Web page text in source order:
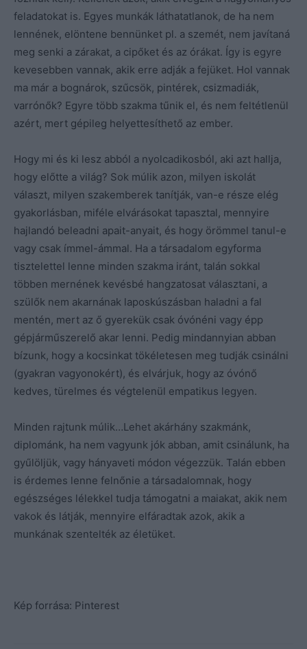
feladatokat is. Egyes munkák láthatatlanok, de ha nem
lennének, elöntene bennünket pl. a szemét, nem javítaná
meg senki a zárakat, a cipőket és az órákat. Így is egyre
kevesebben vannak, akik erre adják a fejüket. Hol vannak
ma már a bognárok, szűcsök, pintérek, csizmadiák,
varrónők? Egyre több szakma tűnik el, és nem feltétlenül
azért, mert gépileg helyettesíthető az ember.
Hogy mi és ki lesz abból a nyolcadikosból, aki azt hallja,
hogy előtte a világ? Sok múlik azon, milyen iskolát
választ, milyen szakemberek tanítják, van-e része elég
gyakorlásban, miféle elvárásokat tapasztal, mennyire
hajlandó beleadni apait-anyait, és hogy örömmel tanul-e
vagy csak ímmel-ámmal. Ha a társadalom egyforma
tisztelettel lenne minden szakma iránt, talán sokkal
többen mernének kevésbé hangzatosat választani, a
szülők nem akarnának laposkúszásban haladni a fal
mentén, mert az ő gyerekük csak óvónéni vagy épp
gépjárműszerelő akar lenni. Pedig mindannyian abban
bízunk, hogy a kocsinkat tökéletesen meg tudják csinálni
(gyakran vagyonokért), és elvárjuk, hogy az óvónő
kedves, türelmes és végtelenül empatikus legyen.
Minden rajtunk múlik…Lehet akárhány szakmánk,
diplománk, ha nem vagyunk jók abban, amit csinálunk, ha
gyűlöljük, vagy hányaveti módon végezzük. Talán ebben
is érdemes lenne felnőnie a társadalomnak, hogy
egészséges lélekkel tudja támogatni a maiakat, akik nem
vakok és látják, mennyire elfáradtak azok, akik a
munkának szentelték az életüket.
Kép forrása: Pinterest